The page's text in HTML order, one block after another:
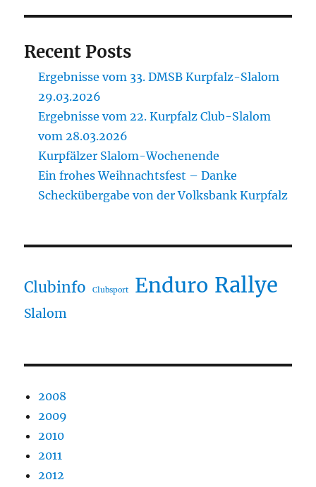
Recent Posts
Ergebnisse vom 33. DMSB Kurpfalz-Slalom
29.03.2026
Ergebnisse vom 22. Kurpfalz Club-Slalom
vom 28.03.2026
Kurpfälzer Slalom-Wochenende
Ein frohes Weihnachtsfest – Danke
Scheckübergabe von der Volksbank Kurpfalz
Clubinfo Clubsport Enduro Rallye
Slalom
2008
2009
2010
2011
2012